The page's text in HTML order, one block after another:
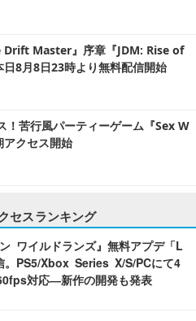
Drift Master』序章『JDM: Rise of
8月8日23時より無料配信開始
！苦行風パーティーゲーム『Sex W
クセス開始
セスランキング
ワイルドランズ』無料アプデ「L
PS5/Xbox Series X/S/PCにて4
対応―新作の開発も発表